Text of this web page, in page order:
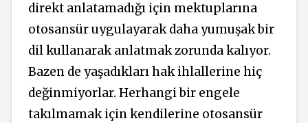
direkt anlatamadığı için mektuplarına
otosansür uygulayarak daha yumuşak bir
dil kullanarak anlatmak zorunda kalıyor.
Bazen de yaşadıkları hak ihlallerine hiç
değinmiyorlar. Herhangi bir engele
takılmamak için kendilerine otosansür